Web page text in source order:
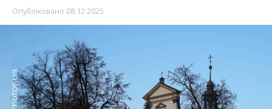
Опубліковано 08.12.2025